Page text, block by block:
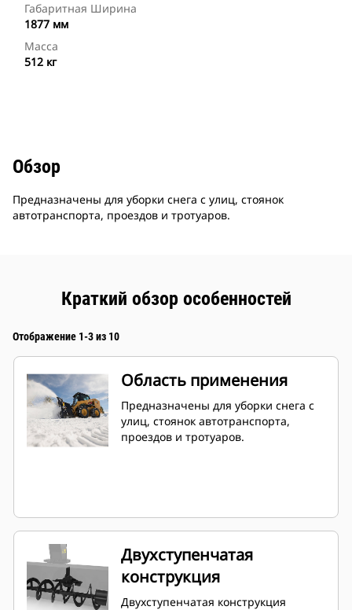
Габаритная Ширина
1877 мм
Масса
512 кг
Обзор
Предназначены для уборки снега с улиц, стоянок
автотранспорта, проездов и тротуаров.
Краткий обзор особенностей
Отображение 1-3 из 10
Область применения
Предназначены для уборки снега с
улиц, стоянок автотранспорта,
проездов и тротуаров.
Двухступенчатая
конструкция
Двухступенчатая конструкция